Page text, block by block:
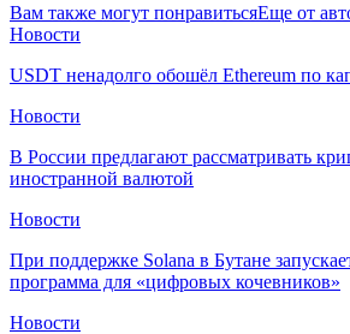
Вам также могут понравитьсяЕще от
Новости
USDT ненадолго обошёл Ethereum по
Новости
В России предлагают рассматривать
иностранной валютой
Новости
При поддержке Solana в Бутане
программа для «цифровых кочевников»
Новости